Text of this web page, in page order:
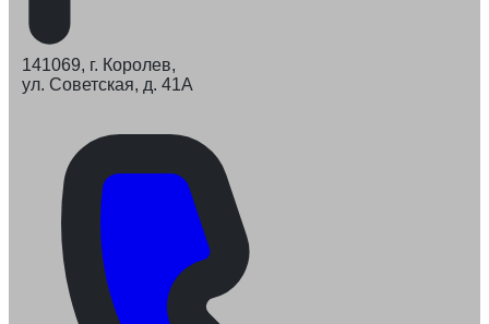
141069, г. Королев,
ул. Советская, д. 41А